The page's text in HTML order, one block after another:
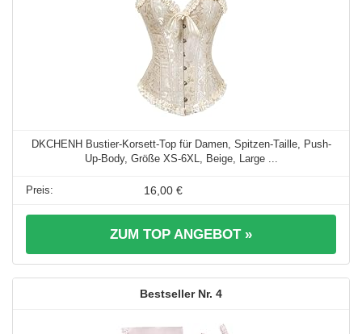
DKCHENH Bustier-Korsett-Top für Damen, Spitzen-Taille, Push-
Up-Body, Größe XS-6XL, Beige, Large ...
16,00 €
ZUM TOP ANGEBOT »
4